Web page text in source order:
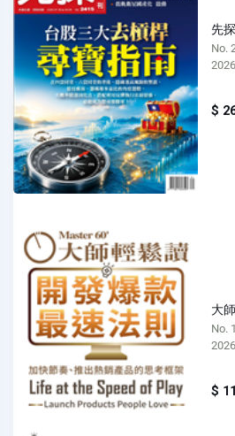
先
No.
$
大
No.
$